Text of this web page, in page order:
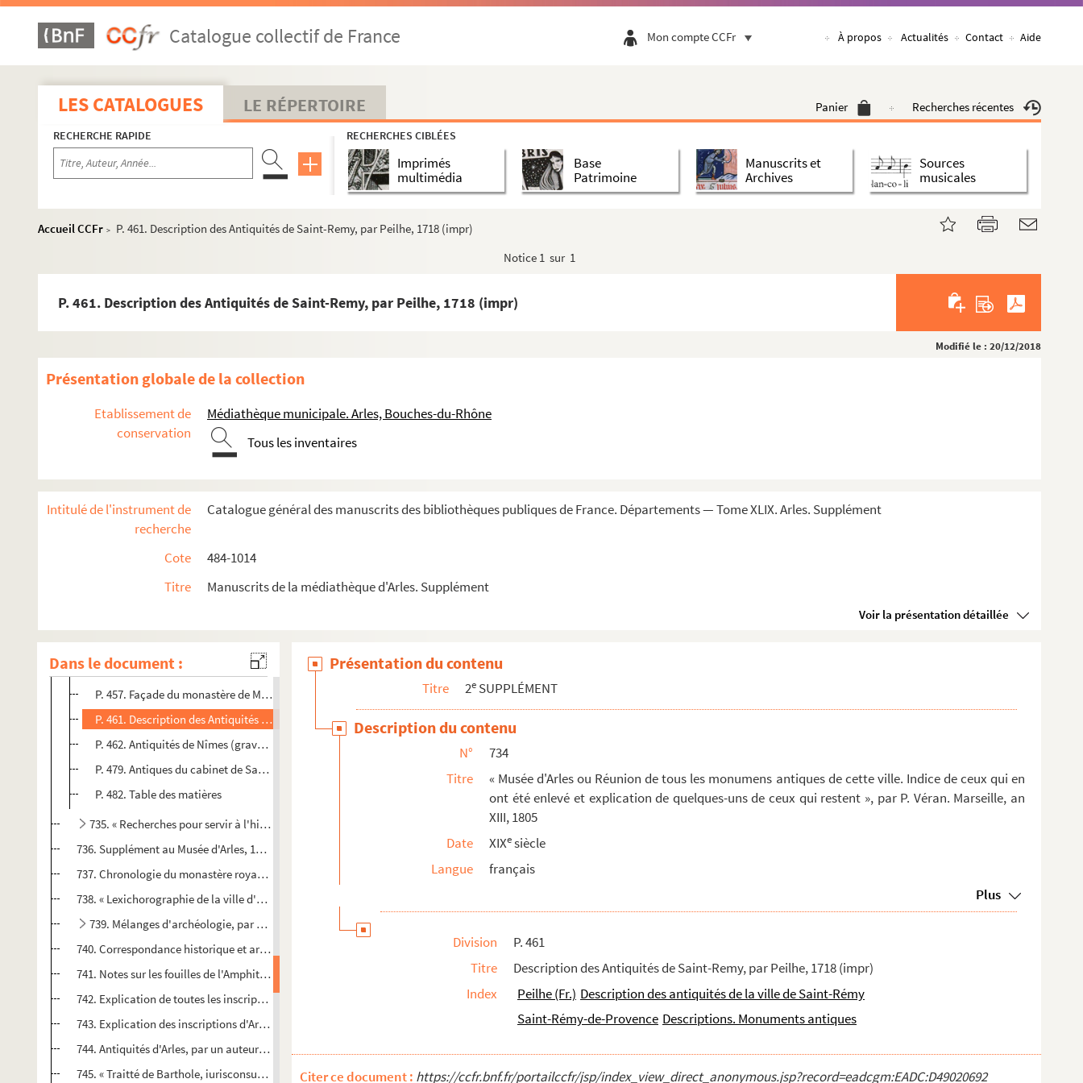
Catalogue collectif de France Mon compte CCFr À propos Actualités Contact Aide
LES CATALOGUES LE RÉPERTOIRE Panier Recherches récentes
RECHERCHE RAPIDE RECHERCHES CIBLÉES
Imprimés
multimédia
Base
Patrimoine
Manuscrits et
Archives
Sources
musicales
Accueil CCFr >
P. 461. Description des Antiquités de Saint-Remy, par Peilhe, 1718 (impr)
Notice 1 sur 1
P. 461. Description des Antiquités de Saint-Remy, par Peilhe, 1718 (impr)
Modifié le : 20/12/2018
Présentation globale de la collection
Etablissement de
conservation
Médiathèque municipale. Arles, Bouches-du-Rhône
Tous les inventaires
Intitulé de l'instrument de
recherche
Catalogue général des manuscrits des bibliothèques publiques de France. Départements — Tome XLIX. Arles. Supplément
Cote
484-1014
Titre
Manuscrits de la médiathèque d'Arles. Supplément
Voir la présentation détaillée
Dans le document :
P. 20. Plan et élévation de l'Hôtel de Ville
P. 21. Obélisque
P. 31. Plan du « Panthéon » romain (Cour du
P. 74. Palais de Constantin (Thermes)
P. 75. Ruines du Forum
P. 145. Aqueducs romains, avec un plan et des profils
P. 163. Colonnes milliaires de la Voie aurélienne
P. 173. Pont de bateaux
P. 179. Monuments funéraires et sarcophages
P. 223. Inscription, soit-disant dédiée à Diane, trouvée aux Aliscamps (
P. 227. Urnes cinéraires
P. 411. Médailles frappées à Arles. Monnaies des archevêques. (Voir supplément au n
P. 451. Costumes des filles du second état en 1803 (deux dessins)
P. 453. Dessins aquarellés : maison de Saint-Genêt, abside de Saint-Trophime et maison de campagne (1803)
P. 457. Façade du monastère de Montmajour
P. 461. Description des Antiquités de Saint-Remy, par Peilhe, 1718 (impr)
P. 462. Antiquités de Nîmes (gravures)
P. 479. Antiques du cabinet de Sauret (1803)
P. 482. Table des matières
735. « Recherches pour servir à l'histoire des Antiquités d'Arles, pour servir de suite à mes Recherches ...
736. Supplément au Musée d'Arles, 1815. Médailles et monnaies frappées à Arles, par P. Véran
737. Chronologie du monastère royal de Saint-Césaire, par le R. P. Melchior Fabre, ancien provincial de l...
738. « Lexichorographie de la ville d'Arles et de son territoire. » Table alphabétique des lieu-dits. Nom...
739. Mélanges d'archéologie, par P. Véran
740. Correspondance historique et archéologique de J.-Didier Véran (1804-1837). Lettres d'Arlhac, profess...
741. Notes sur les fouilles de l'Amphithéâtre d'Arles, avec plan des parcelles. Relevé de l'inscriptiona...
742. Explication de toutes les inscriptions de la ville d'Arles antérieures au VIII
siècle, par J.-D. Vé...
743. Explication des inscriptions d'Arles antérieures au VIII
siècle de l'ère chrétienne, dont le texte ...
744. Antiquités d'Arles, par un auteur anonyme. Recueil manuscrit retrouvé en 1910 au Caire, Égypte
745. « Traitté de Barthole, iurisconsulte, touchant les alluvions et accrements des terroirs de Tyberiade...
Présentation du contenu
Titre 2e SUPPLÉMENT
Description du contenu
N°
734
Titre
« Musée d'Arles ou Réunion de tous les monumens antiques de cette ville. Indice de ceux qui en
ont été enlevé et explication de quelques-uns de ceux qui restent », par P. Véran. Marseille, an
XIII, 1805
Date
XIXesiècle
Langue
français
Plus
Division
P. 461
Titre
Description des Antiquités de Saint-Remy, par Peilhe, 1718 (impr)
Index
Peilhe (Fr.) Description des antiquités de la ville de Saint-Rémy
Saint-Rémy-de-Provence Descriptions. Monuments antiques
Citer ce document : https://ccfr.bnf.fr/portailccfr/jsp/index_view_direct_anonymous.jsp?record=eadcgm:EADC:D49020692